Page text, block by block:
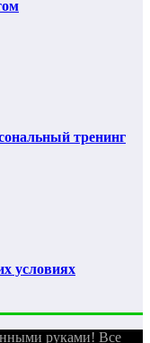
тренинг
условиях
руками! Все